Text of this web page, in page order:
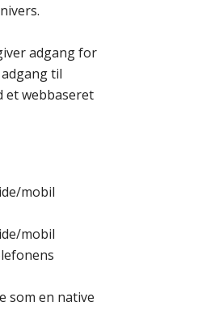
adgang for
til
et webbaseret
mobil
mobil
som en native